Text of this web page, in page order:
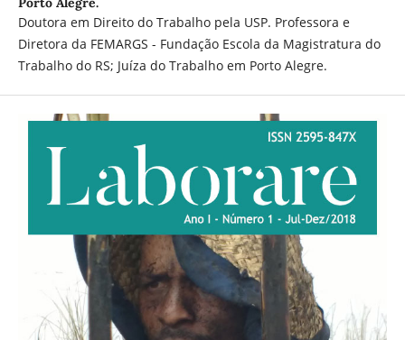
Doutora em Direito do Trabalho pela USP. Professora e
Diretora da FEMARGS - Fundação Escola da Magistratura do
Trabalho do RS; Juíza do Trabalho em Porto Alegre.